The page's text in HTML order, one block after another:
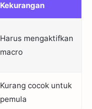
Kekurangan
Harus mengaktifkan
macro
Kurang cocok untuk
pemula